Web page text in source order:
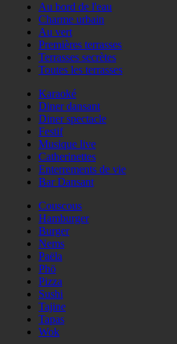
Au bord de l'eau
Charme urbain
Au vert
Premières terrasses
Terrasses secrètes
Toutes les terrasses
Karaoké
Diner dansant
Diner spectacle
Festif
Musique live
Catherinettes
Enterrements de vie
Bar Dansant
Couscous
Hamburger
Burger
Nems
Paëla
Phö
Pizza
Sushi
Tajine
Tapas
Wok